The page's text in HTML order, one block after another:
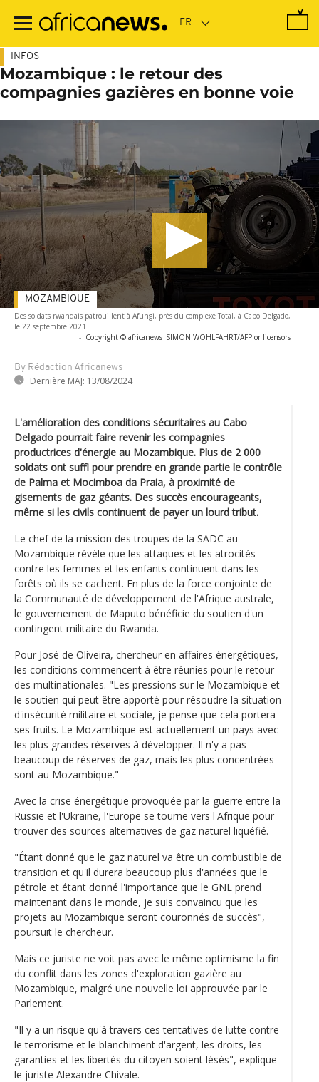
contenu
INFOS
Mozambique : le retour des
compagnies gazières en bonne voie
Des soldats rwandais patrouillent à Afungi, près du complexe Total, à Cabo Delgado,
le 22 septembre 2021
- Copyright © africanews SIMON WOHLFAHRT/AFP or licensors
By Rédaction Africanews
Dernière MAJ: 13/08/2024
MOZAMBIQUE
L'amélioration des conditions sécuritaires au Cabo
Delgado pourrait faire revenir les compagnies
productrices d'énergie au Mozambique. Plus de 2 000
soldats ont suffi pour prendre en grande partie le contrôle
de Palma et Mocimboa da Praia, à proximité de
gisements de gaz géants. Des succès encourageants,
même si les civils continuent de payer un lourd tribut.
Le chef de la mission des troupes de la SADC au
Mozambique révèle que les attaques et les atrocités
contre les femmes et les enfants continuent dans les
forêts où ils se cachent. En plus de la force conjointe de
la Communauté de développement de l'Afrique australe,
le gouvernement de Maputo bénéficie du soutien d'un
contingent militaire du Rwanda.
Pour José de Oliveira, chercheur en affaires énergétiques,
les conditions commencent à être réunies pour le retour
des multinationales. "Les pressions sur le Mozambique et
le soutien qui peut être apporté pour résoudre la situation
d'insécurité militaire et sociale, je pense que cela portera
ses fruits. Le Mozambique est actuellement un pays avec
les plus grandes réserves à développer. Il n'y a pas
beaucoup de réserves de gaz, mais les plus concentrées
sont au Mozambique."
Avec la crise énergétique provoquée par la guerre entre la
Russie et l'Ukraine, l'Europe se tourne vers l'Afrique pour
trouver des sources alternatives de gaz naturel liquéfié.
"Étant donné que le gaz naturel va être un combustible de
transition et qu'il durera beaucoup plus d'années que le
pétrole et étant donné l'importance que le GNL prend
maintenant dans le monde, je suis convaincu que les
projets au Mozambique seront couronnés de succès",
poursuit le chercheur.
Mais ce juriste ne voit pas avec le même optimisme la fin
du conflit dans les zones d'exploration gazière au
Mozambique, malgré une nouvelle loi approuvée par le
Parlement.
"Il y a un risque qu'à travers ces tentatives de lutte contre
le terrorisme et le blanchiment d'argent, les droits, les
garanties et les libertés du citoyen soient lésés", explique
le juriste Alexandre Chivale.